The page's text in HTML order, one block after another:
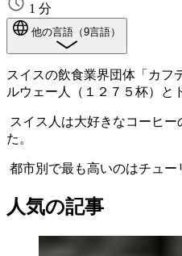
1 分
他の言語（9言語）
スイスの飲食業界団体「カフ
ルウェー人（１２７５杯）と
スイス人は大好きなコーヒ
た。
都市別で最も高いのはチュー
人気の記事